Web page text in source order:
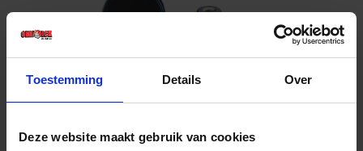
Toestemming Details Over
Deze website maakt gebruik van cookies